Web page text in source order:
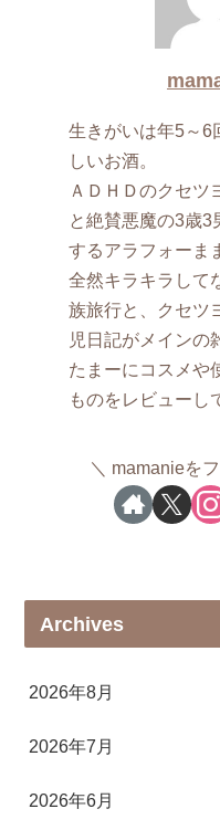
生きがいは年5～6
しいお酒。
ＡＤＨＤのクセツ
と絶賛悪魔の3歳3
するアラフォーま
全然キラキラして
族旅行と、クセツ
児日記がメインの
たまーにコスメや
ものをレビューし
mamanieを
Archives
2026年8月
2026年7月
2026年6月